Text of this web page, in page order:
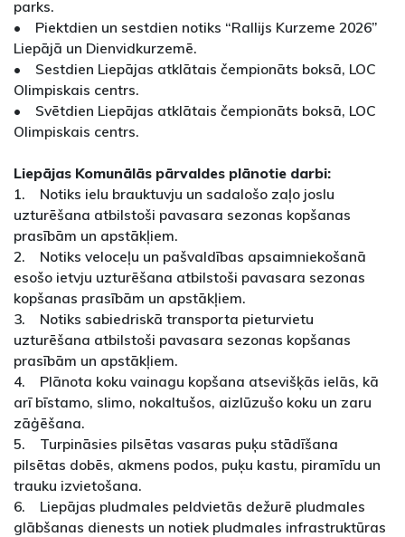
parks.
• Piektdien un sestdien notiks “Rallijs Kurzeme 2026”
Liepājā un Dienvidkurzemē.
• Sestdien Liepājas atklātais čempionāts boksā, LOC
Olimpiskais centrs.
• Svētdien Liepājas atklātais čempionāts boksā, LOC
Olimpiskais centrs.
Liepājas Komunālās pārvaldes plānotie darbi:
1. Notiks ielu brauktuvju un sadalošo zaļo joslu
uzturēšana atbilstoši pavasara sezonas kopšanas
prasībām un apstākļiem.
2. Notiks veloceļu un pašvaldības apsaimniekošanā
esošo ietvju uzturēšana atbilstoši pavasara sezonas
kopšanas prasībām un apstākļiem.
3. Notiks sabiedriskā transporta pieturvietu
uzturēšana atbilstoši pavasara sezonas kopšanas
prasībām un apstākļiem.
4. Plānota koku vainagu kopšana atsevišķās ielās, kā
arī bīstamo, slimo, nokaltušos, aizlūzušo koku un zaru
zāģēšana.
5. Turpināsies pilsētas vasaras puķu stādīšana
pilsētas dobēs, akmens podos, puķu kastu, piramīdu un
trauku izvietošana.
6. Liepājas pludmales peldvietās dežurē pludmales
glābšanas dienests un notiek pludmales infrastruktūras